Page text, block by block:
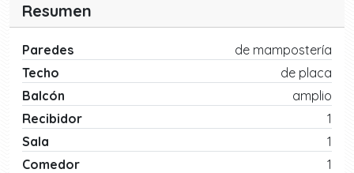
Resumen
Paredes
de mampostería
Techo
de placa
Balcón
amplio
Recibidor
1
Sala
1
Comedor
1